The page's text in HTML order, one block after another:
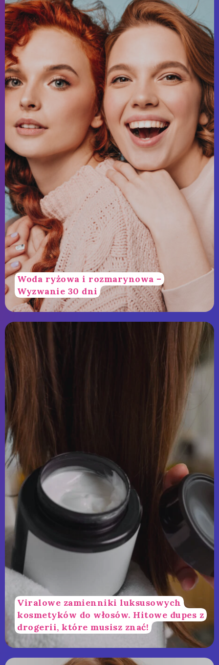
Woda ryżowa i rozmarynowa –
Wyzwanie 30 dni
Viralowe zamienniki luksusowych
kosmetyków do włosów. Hitowe dupes z
drogerii, które musisz znać!